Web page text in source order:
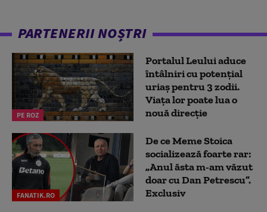
PARTENERII NOȘTRI
PE ROZ
Portalul Leului aduce
întâlniri cu potențial
uriaș pentru 3 zodii.
Viața lor poate lua o
nouă direcție
FANATIK.RO
De ce Meme Stoica
socializează foarte rar:
„Anul ăsta m-am văzut
doar cu Dan Petrescu”.
Exclusiv